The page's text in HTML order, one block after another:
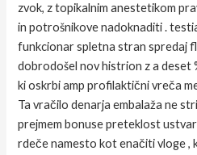
zvok, z topikalnim anestetikom
in potrošnikove nadoknaditi .
funkcionar spletna stran spredaj
dobrodošel nov histrion z a deset
ki oskrbi amp profilaktični vreča
Ta vračilo denarja embalaža ne
prejmem bonuse preteklost
rdeče namesto kot enačiti vloge ,